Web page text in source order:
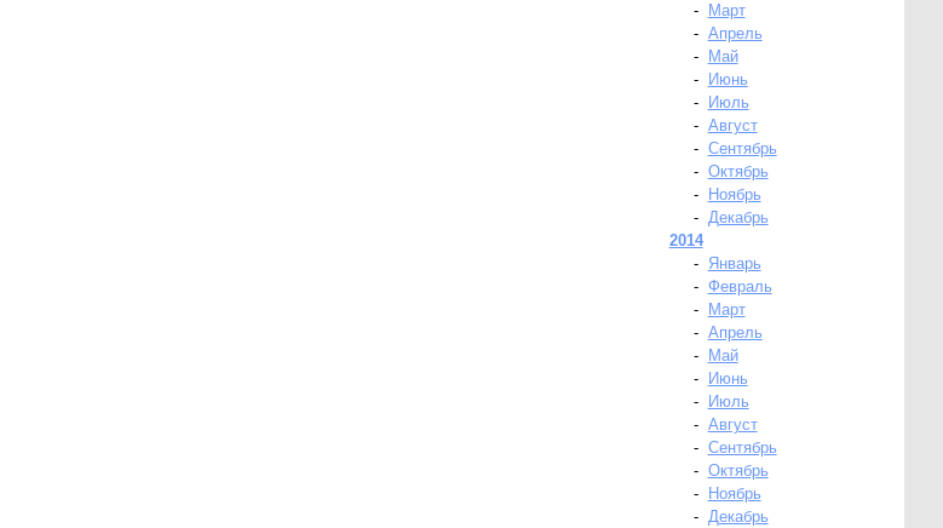
-
Март
- Апрель
-
Май
-
Июнь
-
Июль
- Август
- Сентябрь
- Октябрь
-
Ноябрь
- Декабрь
2014
-
Январь
- Февраль
-
Март
- Апрель
-
Май
-
Июнь
-
Июль
- Август
- Сентябрь
- Октябрь
-
Ноябрь
- Декабрь